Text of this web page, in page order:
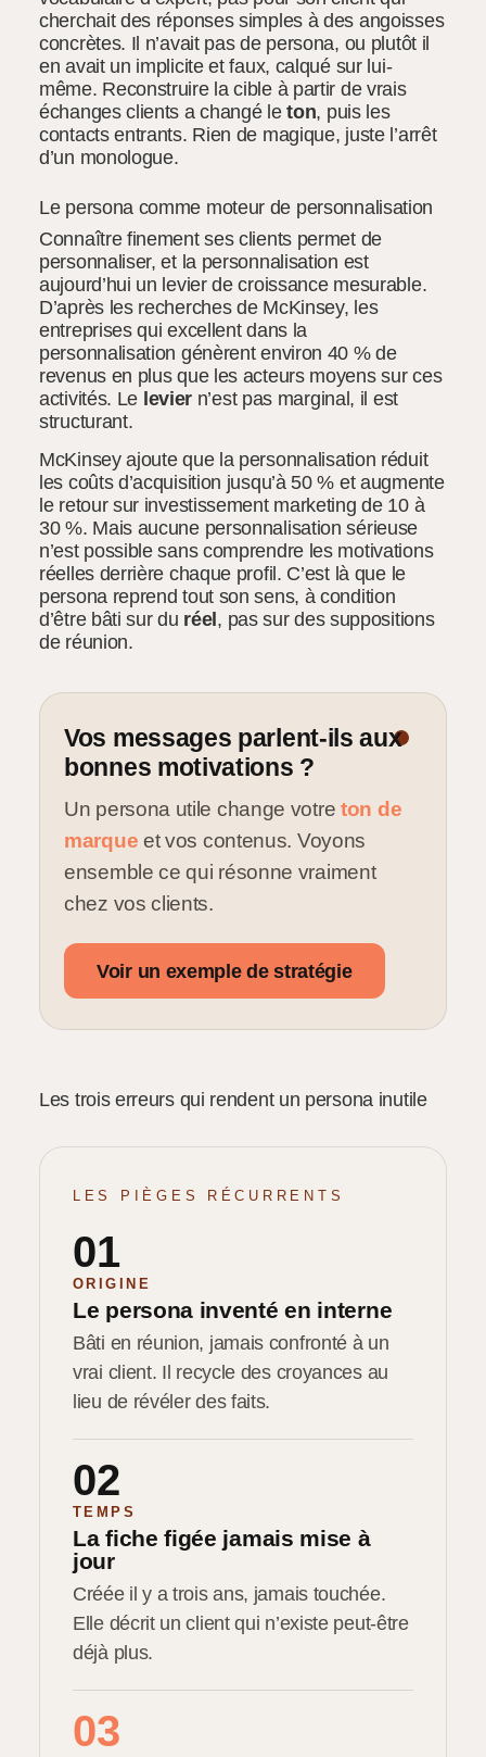
cherchait des réponses simples à des angoisses
concrètes. Il n’avait pas de persona, ou plutôt il
en avait un implicite et faux, calqué sur lui-
même. Reconstruire la cible à partir de vrais
échanges clients a changé leton, puis les
contacts entrants. Rien de magique, juste l’arrêt
d’un monologue.
Le persona comme moteur de personnalisation
Connaître finement ses clients permet de
personnaliser, et la personnalisation est
aujourd’hui un levier de croissance mesurable.
D’après les recherches de McKinsey, les
entreprises qui excellent dans la
personnalisation génèrent environ 40 % de
revenus en plus que les acteurs moyens sur ces
activités. Le levier n’est pas marginal, il est
structurant.
McKinsey ajoute que la personnalisation réduit
les coûts d’acquisition jusqu’à 50 % et augmente
le retour sur investissement marketing de 10 à
30 %. Mais aucune personnalisation sérieuse
n’est possible sans comprendre les motivations
réelles derrière chaque profil. C’est là que le
persona reprend tout son sens, à condition
d’être bâti sur du réel, pas sur des suppositions
de réunion.
Vos messages parlent-ils aux
bonnes motivations ?
Un persona utile change votre ton de
marque et vos contenus. Voyons
ensemble ce qui résonne vraiment
chez vos clients.
Voir un exemple de stratégie
Les trois erreurs qui rendent un persona inutile
LES PIÈGES RÉCURRENTS
01
ORIGINE
Le persona inventé en interne
Bâti en réunion, jamais confronté à un
vrai client. Il recycle des croyances au
lieu de révéler des faits.
02
TEMPS
La fiche figée jamais mise à
jour
Créée il y a trois ans, jamais touchée.
Elle décrit un client qui n’existe peut-être
déjà plus.
03